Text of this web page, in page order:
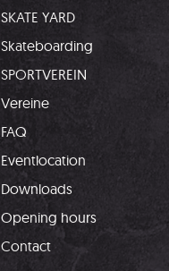
SKATE YARD
Skateboarding
SPORTVEREIN
Vereine
FAQ
Eventlocation
Downloads
Opening hours
Contact